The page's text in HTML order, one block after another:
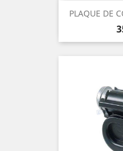
PLAQUE DE